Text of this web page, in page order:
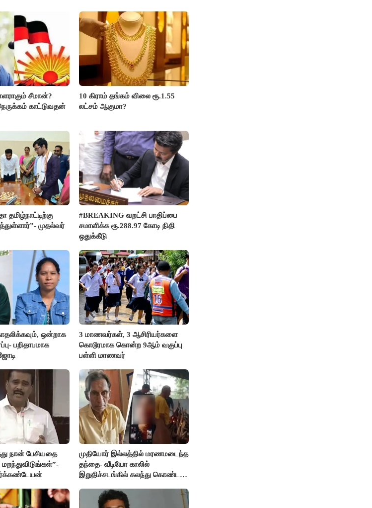
சீமான்?
காட்டுவதன்
10 கிராம் தங்கம் விலை ரூ.1.55
லட்சம் ஆகுமா?
தமிழ்நாட்டிற்கு
முதல்வர்
#BREAKING வறட்சி பாதிப்பை
சமாளிக்க ரூ.288.97 கோடி நிதி
ஒதுக்கீடு
ஒன்றாக
பறிதாபமாக
3 மாணவர்கள், 3 ஆசிரியர்களை
கொடூரமாக கொன்ற 9ஆம் வகுப்பு
பள்ளி மாணவர்
நான் பேசியதை
மறந்துவிடுங்கள்”-
முதியோர் இல்லத்தில் மரணமடைந்த
தந்தை- வீடியோ காலில்
இறுதிச்சடங்கில் கலந்து கொண்ட